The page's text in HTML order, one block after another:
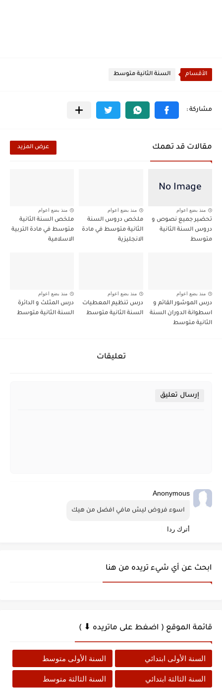
الأقسام السنة الثانية متوسط
مقالات قد تهمك عرض المزيد
منذ بضع اعوام
تحضير جميع نصوص و
دروس السنة الثانية
متوسط
منذ بضع اعوام
ملخص دروس السنة
الثانية متوسط في مادة
الانجليزية
منذ بضع اعوام
ملخص السنة الثانية
متوسط في مادة التربية
الاسلامية
منذ بضع اعوام
درس الموشور القائم و
اسطوانة الدوران السنة
الثانية متوسط
منذ بضع اعوام
درس تنظيم المعطيات
السنة الثانية متوسط
منذ بضع اعوام
درس المثلث و الدائرة
السنة الثانية متوسط
تعليقات
إرسال تعليق
Anonymous
اسوء فروض ليش مافي افضل من هيك
أترك ردا
ابحث عن أي شيء تريده من هنا
قائمة الموقع ( اضغط على ماتريده ⬇ )
السنة الأولى ابتدائي السنة الأولى متوسط
السنة الثالثة ابتدائي السنة الثالثة متوسط